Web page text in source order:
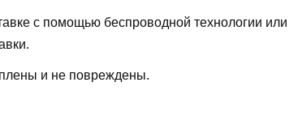
с помощью беспроводной технологии или
и не повреждены.